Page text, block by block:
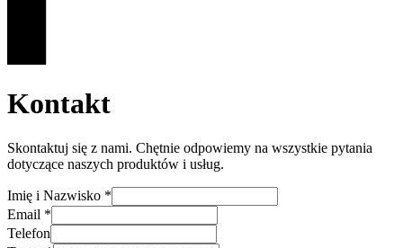
Kontakt
Skontaktuj się z nami. Chętnie odpowiemy na wszystkie pytania
dotyczące naszych produktów i usług.
Imię i Nazwisko *
Email *
Telefon